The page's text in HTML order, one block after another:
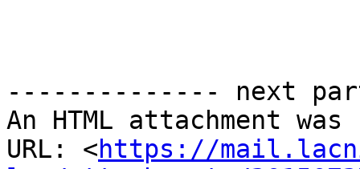
-------------- next
An HTML attachment
URL: <https://